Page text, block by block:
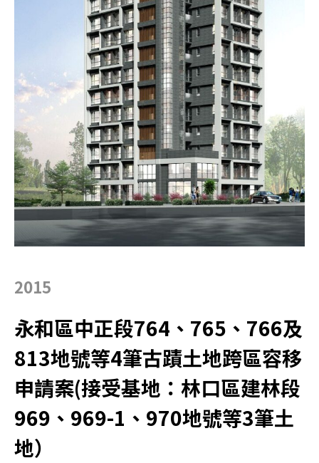
2015
永和區中正段764、765、766及
813地號等4筆古蹟土地跨區容移
申請案(接受基地：林口區建林段
969、969-1、970地號等3筆土
地）